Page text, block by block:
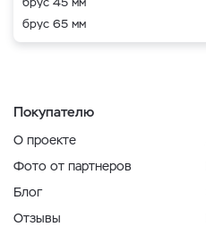
брус 65 мм
Покупателю
О проекте
Фото от партнеров
Блог
Отзывы